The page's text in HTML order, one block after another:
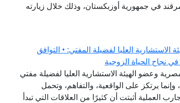
في جمهورية أوزبكستان، وذلك خلال زيارته
العليا لفضيلة المفتي: • التوافق
نجاح الحياة الزوجية
وعضو الهيئة الاستشارية العليا لفضيلة مفتي
يرتكز على الواقعية، والتفاهم، وتحمل
العملية أثبتت أن كثيرًا من العلاقات التي تبدأ